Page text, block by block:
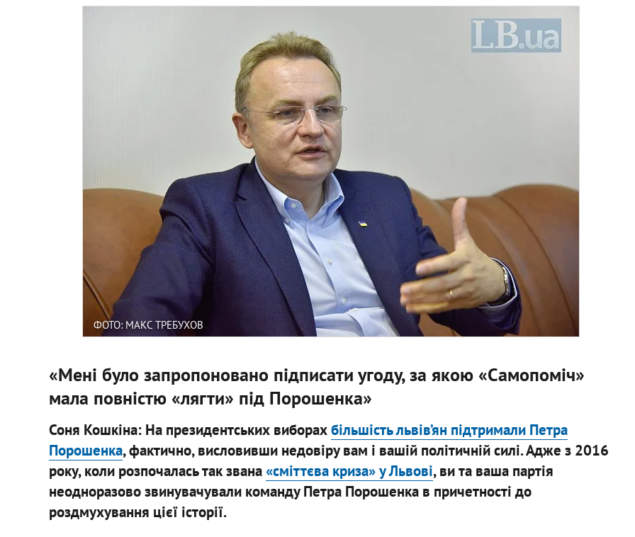
ФОТО: МАКС ТРЕБУХОВ
«Мені було запропоновано підписати угоду, за якою «Самопоміч»
мала повністю «лягти» під Порошенка»
Соня Кошкіна: На президентських виборахбільшість львів’ян підтримали Петра
Порошенка, фактично, висловивши недовіру вам і вашій політичній силі. Адже з 2016
року, коли розпочалась так звана«сміттєва криза» у Львові, ви та ваша партія
неодноразово звинувачували команду Петра Порошенка в причетності до
роздмухування цієї історії.